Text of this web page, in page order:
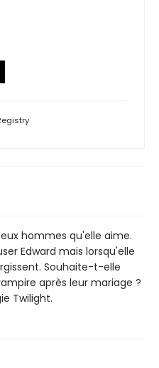
hommes qu'elle aime.
Edward mais lorsqu'elle
Souhaite-t-elle
après leur mariage ?
Twilight.